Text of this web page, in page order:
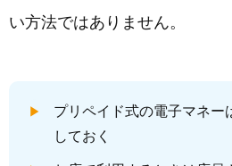
い方法ではありません。
プリペイド式の電子マネー
しておく